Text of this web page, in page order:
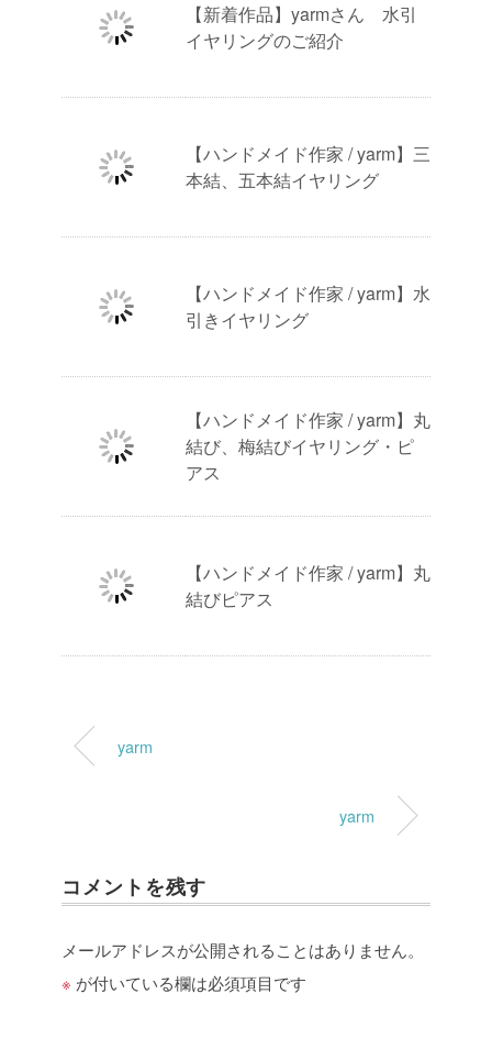
【新着作品】yarmさん 水引
イヤリングのご紹介
【ハンドメイド作家 / yarm】三
本結、五本結イヤリング
【ハンドメイド作家 / yarm】水
引きイヤリング
【ハンドメイド作家 / yarm】丸
結び、梅結びイヤリング・ピ
アス
【ハンドメイド作家 / yarm】丸
結びピアス
yarm
yarm
コメントを残す
メールアドレスが公開されることはありません。
※ が付いている欄は必須項目です